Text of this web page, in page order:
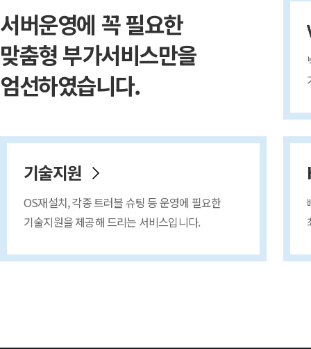
서버운영에 꼭 필요한
맞춤형 부가서비스만을
엄선하였습니다.
기술지원
OS재설치, 각종 트러블 슈팅 등 운영에 필요한
기술지원을 제공해 드리는 서비스입니다.